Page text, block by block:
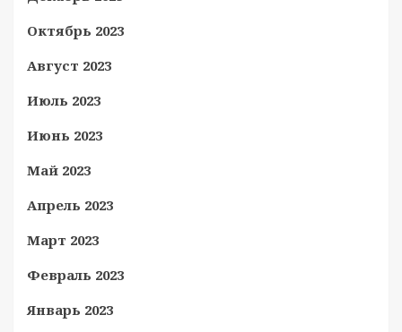
Октябрь 2023
Август 2023
Июль 2023
Июнь 2023
Май 2023
Апрель 2023
Март 2023
Февраль 2023
Январь 2023